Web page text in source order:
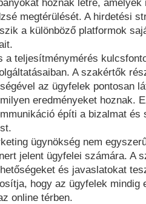
hoznak létre,
megtérülését. A hirdetési
a különböző platformok
a teljesítménymérés
A szakértők
az ügyfelek pontosan
eredményeket hoznak.
építi a bizalmat és
ügynökség nem
jelent ügyfelei számára. A
és javaslatokat
hogy az ügyfelek mindig
online térben.